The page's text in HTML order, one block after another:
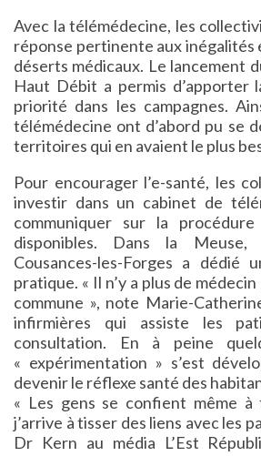
Avec la télémédecine, les
réponse pertinente aux inégalités
déserts médicaux. Le lancement
Haut Débit a permis d’apporter
priorité dans les campagnes.
télémédecine ont d’abord pu se
territoires qui en avaient le plus
Pour encourager l’e-santé, les
investir dans un cabinet de
communiquer sur la
disponibles. Dans la
Cousances-les-Forges a dédié
pratique. « Il n’y a plus de
commune », note Marie-
infirmières qui assiste les
consultation. En à peine
« expérimentation » s’est
devenir le réflexe santé des
« Les gens se confient même à
j’arrive à tisser des liens avec les
Dr Kern au média L’Est